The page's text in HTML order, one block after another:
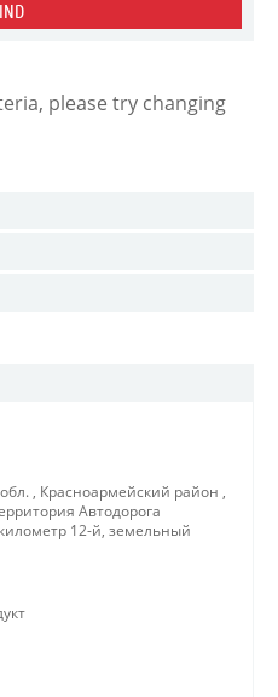
please try changing
, Красноармейский район ,
Автодорога
12-й, земельный